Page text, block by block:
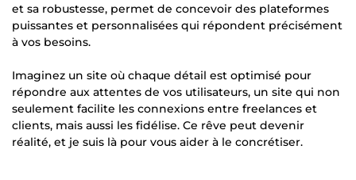
et sa robustesse, permet de concevoir des plateformes
puissantes et personnalisées qui répondent précisément
à vos besoins.
Imaginez un site où chaque détail est optimisé pour
répondre aux attentes de vos utilisateurs, un site qui non
seulement facilite les connexions entre freelances et
clients, mais aussi les fidélise. Ce rêve peut devenir
réalité, et je suis là pour vous aider à le concrétiser.